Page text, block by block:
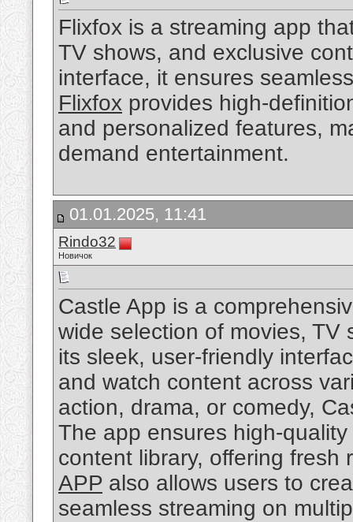
Flixfox is a streaming app
TV shows, and exclusive
interface, it ensures
Flixfox provides high-
and personalized features,
demand entertainment.
01.01.2025, 11:41
Rindo32
Новичок
Castle App is a
wide selection of movies, TV
its sleek, user-friendly
and watch content across
action, drama, or comedy,
The app ensures high-
content library, offering
APP also allows users to
seamless streaming on